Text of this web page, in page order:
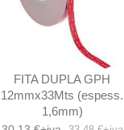
FITA DUPLA GPH
12mmx33Mts (espess.
1,6mm)